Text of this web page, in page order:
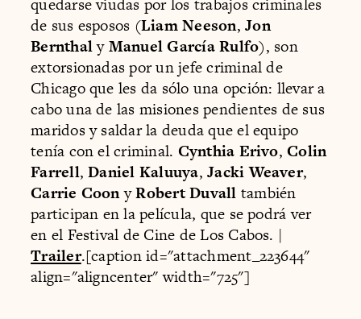
quedarse viudas por los trabajos criminales
de sus esposos (Liam Neeson,Jon
BernthalyManuel García Rulfo), son
extorsionadas por un jefe criminal de
Chicago que les da sólo una opción: llevar a
cabo una de las misiones pendientes de sus
maridos y saldar la deuda que el equipo
tenía con el criminal. Cynthia Erivo,Colin
Farrell,Daniel Kaluuya,Jacki Weaver,
Carrie CoonyRobert Duvall también
participan en la película, que se podrá ver
en el Festival de Cine de Los Cabos. |
Trailer.[caption id="attachment_223644"
align="aligncenter" width="725"]